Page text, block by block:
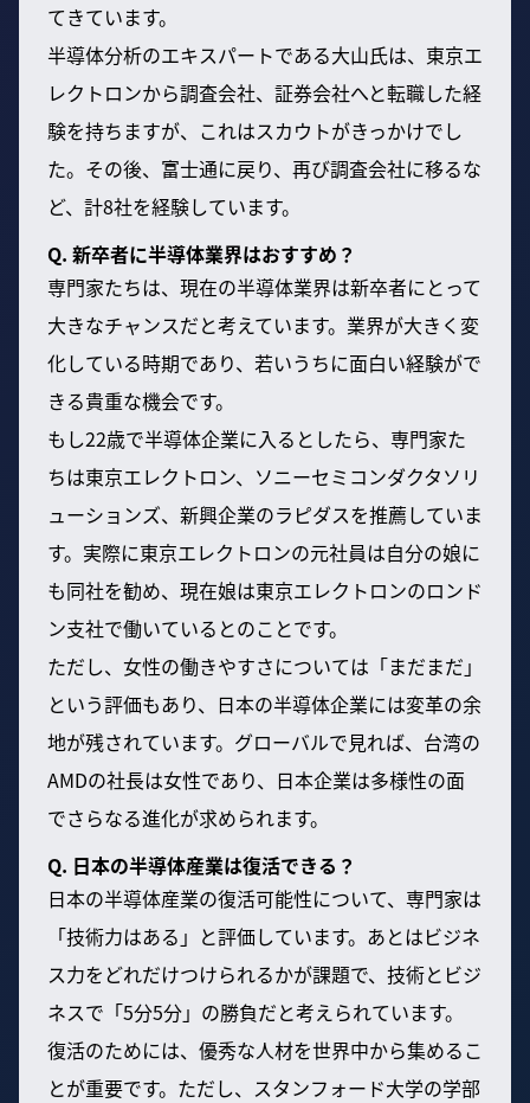
てきています。
半導体分析のエキスパートである大山氏は、東京エ
レクトロンから調査会社、証券会社へと転職した経
験を持ちますが、これはスカウトがきっかけでし
た。その後、富士通に戻り、再び調査会社に移るな
ど、計8社を経験しています。
Q. 新卒者に半導体業界はおすすめ？
専門家たちは、現在の半導体業界は新卒者にとって
大きなチャンスだと考えています。業界が大きく変
化している時期であり、若いうちに面白い経験がで
きる貴重な機会です。
もし22歳で半導体企業に入るとしたら、専門家た
ちは東京エレクトロン、ソニーセミコンダクタソリ
ューションズ、新興企業のラピダスを推薦していま
す。実際に東京エレクトロンの元社員は自分の娘に
も同社を勧め、現在娘は東京エレクトロンのロンド
ン支社で働いているとのことです。
ただし、女性の働きやすさについては「まだまだ」
という評価もあり、日本の半導体企業には変革の余
地が残されています。グローバルで見れば、台湾の
AMDの社長は女性であり、日本企業は多様性の面
でさらなる進化が求められます。
Q. 日本の半導体産業は復活できる？
日本の半導体産業の復活可能性について、専門家は
「技術力はある」と評価しています。あとはビジネ
ス力をどれだけつけられるかが課題で、技術とビジ
ネスで「5分5分」の勝負だと考えられています。
復活のためには、優秀な人材を世界中から集めるこ
とが重要です。ただし、スタンフォード大学の学部